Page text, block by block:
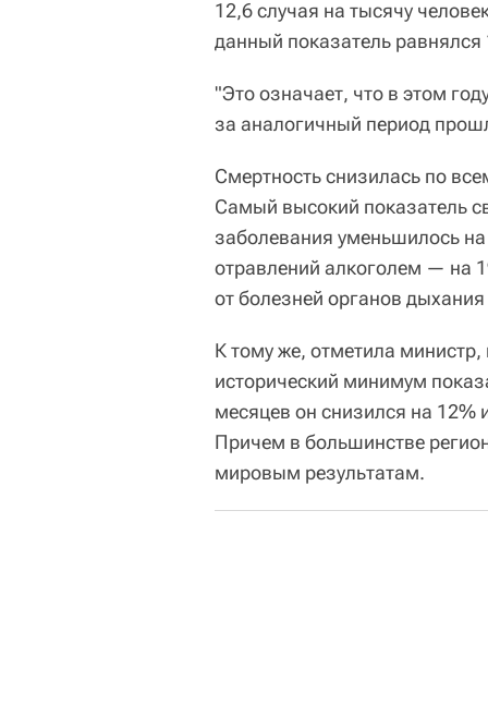
12,6 случая на тысячу
данный показатель равнялся
"Это означает, что в этом
за аналогичный период
Смертность снизилась по
Самый высокий показатель
заболевания уменьшилось
отравлений алкоголем — на
от болезней органов
К тому же, отметила министр,
исторический минимум
месяцев он снизился на
Причем в большинстве
мировым результатам.